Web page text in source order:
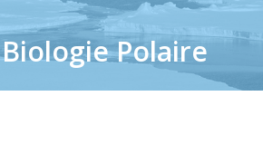
Biologie Polaire